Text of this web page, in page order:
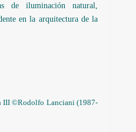
de iluminación natural,
en la arquitectura de la
III ©Rodolfo Lanciani (1987-